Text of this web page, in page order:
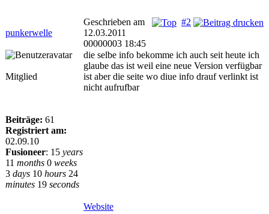
punkerwelle
#2
Geschrieben am
12.03.2011
00000003 18:45
Mitglied
Beiträge: 61
Registriert am:
02.09.10
Fusioneer: 15 years
11 months 0 weeks
3 days 10 hours 24
minutes 19 seconds
die selbe info bekomme ich auch seit heute ich
glaube das ist weil eine neue Version verfügbar
ist aber die seite wo diue info drauf verlinkt ist
nicht aufrufbar
Website